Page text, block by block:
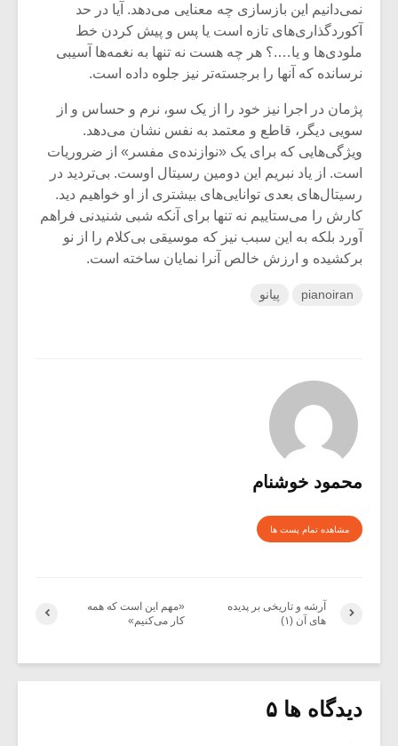
نمی‌دانیم این بازسازی چه معنایی می‌دهد. آیا در حد
آکوردگذاری‌های تازه است یا پس و پیش کردن خط
ملودی‌ها و یا….؟ هر چه هست نه تنها به نغمه‌ها آسیبی
نرسانده که آنها را برجسته‌تر نیز جلوه داده است.
پژمان در اجرا نیز خود را از یک سو، نرم و حساس و از
سویی دیگر، قاطع و معتمد به نفس نشان می‌دهد.
ویژگی‌هایی که برای یک «نوازنده‌ی مفسر» از ضروریات
است. از یاد نبریم این دومین رسیتال اوست. بی‌تردید در
رسیتال‌های بعدی توانایی‌های بیشتری از او خواهیم دید.
کارش را می‌ستاییم نه تنها برای آنکه شبی شنیدنی فراهم
آورد بلکه به این سبب نیز که موسیقی بی‌کلام را از نو
برکشیده و ارزش خالص آنرا نمایان ساخته است.
pianoiran پیانو
محمود خوشنام
مشاهده تمام پست ها
«مهم این است که همه
کار می‌کنیم»
آرشه و تاریخی بر پدیده
های آن (۱)
دیدگاه ها ۵